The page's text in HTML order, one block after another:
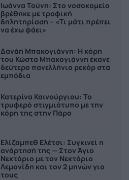
Ιωάννα Τούνη: Στο νοσοκομείο
βρέθηκε με τροφική
δηλητηρίαση – «Τι μάτι πρέπει
να έχω φάει»
Δανάη Μπακογιάννη: Η κόρη
του Κώστα Μπακογιάννη έκανε
δεύτερο πανελλήνιο ρεκόρ στα
εμπόδια
Κατερίνα Καινούργιου: Το
τρυφερό στιγμιότυπο με την
κόρη της στην Πάρο
Ελίζαμπεθ Ελέτσι: Συγκινεί η
ανάρτησή της — Στον Άγιο
Νεκτάριο με τον Νεκτάριο
Λεμονίδη και τον 2 μηνών γιο
τους